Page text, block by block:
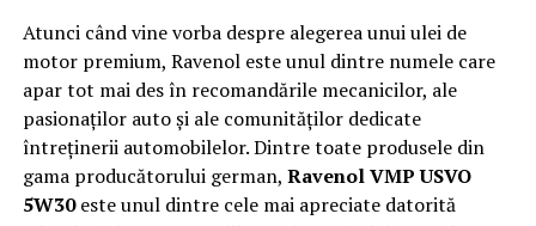
ARTICOLE PE ACEIASI TEMA:
URMATORUL
NOU la El Studio: aparatul Hydrafacial, standardul
modern în îngrijirea pielii
NU RATATI
Atunci când vine vorba despre alegerea unui ulei de
motor premium, Ravenol este unul dintre numele care
apar tot mai des în recomandările mecanicilor, ale
pasionaților auto și ale comunităților dedicate
întreținerii automobilelor. Dintre toate produsele din
gama producătorului german, Ravenol VMP USVO
5W30este unul dintre cele mai apreciate datorită